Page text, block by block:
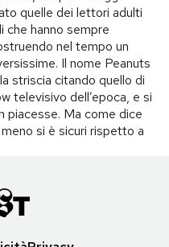
quelle dei lettori adulti
che hanno sempre
nel tempo un
Il nome Peanuts
striscia citando quello di
televisivo dell’epoca, e si
piacesse. Ma come dice
si è sicuri rispetto a